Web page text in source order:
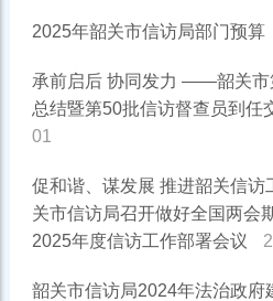
2025年韶关市信访局部门预算
承前启后 协同发力 ——韶关市
总结暨第50批信访督查员到任
01
促和谐、谋发展 推进韶关信
关市信访局召开做好全国两会
2025年度信访工作部署会议
韶关市信访局2024年法治政府